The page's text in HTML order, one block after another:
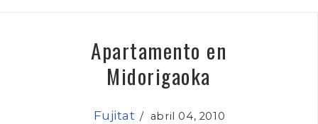
Apartamento en
Midorigaoka
Fujitat /abril 04, 2010